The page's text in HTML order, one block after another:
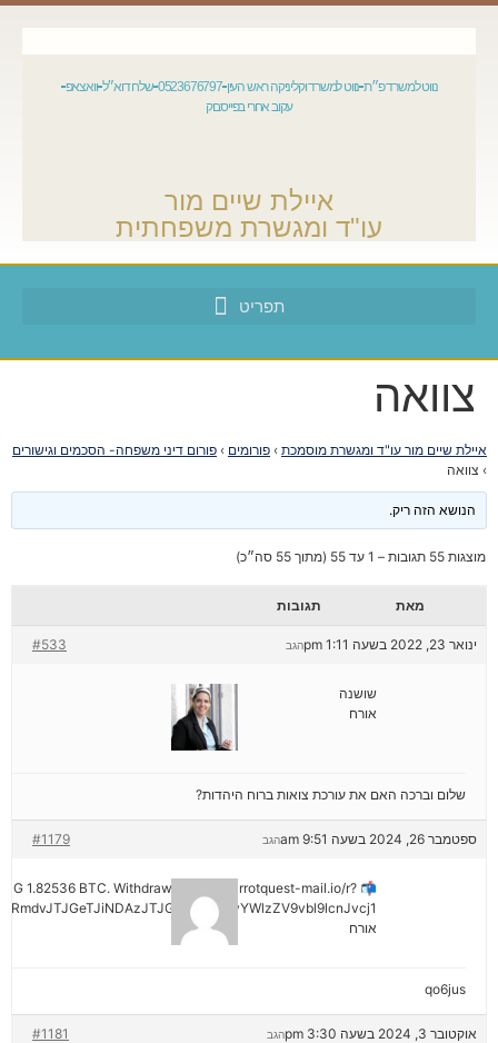
נווט למשרד פ״ת נווט למשרד וקליניקה ראש העין 0523676797 שלח דוא״ל וואצאפ
עקוב אחרי בפייסבוק
איילת שיים מור
עו"ד ומגשרת משפחתית
צוואה
איילת שיים מור עו"ד ומגשרת מוסמכת › פורומים › פורום דיני משפחה- הסכמים וגישורים
› צוואה
הנושא הזה ריק.
מוצגות 55 תגובות – 1 עד 55 (מתוך 55 סה״כ)
מאת תגובות
ינואר 23, 2022 בשעה 1:11 pm #533 הגב
שושנה
אורח
שלום וברכה האם את עורכת צואות ברוח היהדות?
ספטמבר 26, 2024 בשעה 9:51 am #1179 הגב
1.82536 BTC. Withdraw =>> out.carrotquest-mail.io/r?
אורח
qo6jus
אוקטובר 3, 2024 בשעה 3:30 pm #1181 הגב